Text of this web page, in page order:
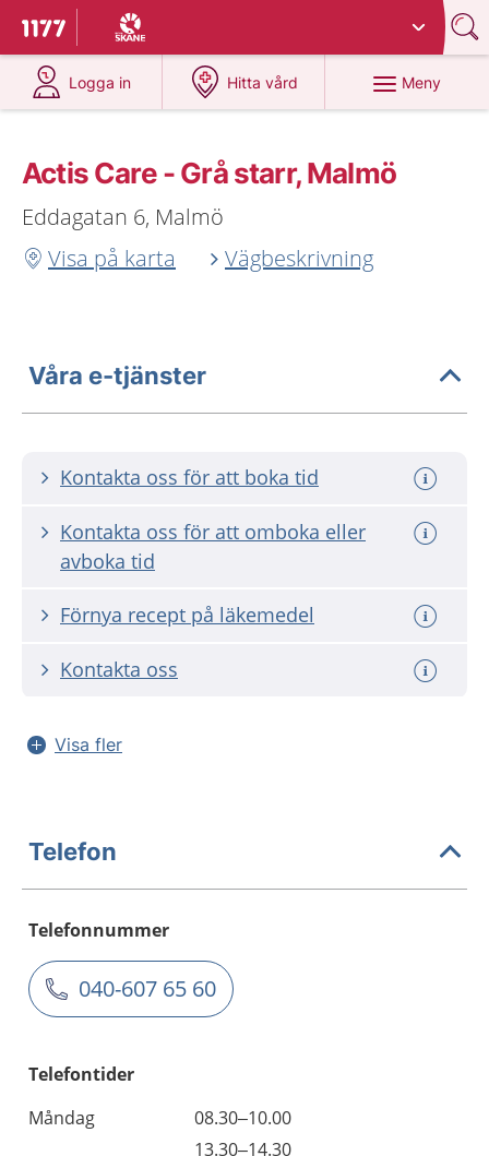
Till startsidan för 1177
Du har valt region
Logga in
på 1177.se
Hitta vård
på 1177.se
Meny
Actis Care - Grå starr, Malmö
Eddagatan 6, Malmö
Visa på karta
Vägbeskrivning
Våra e-tjänster
Kontakta oss för att boka tid
Kontakta oss för att omboka eller
avboka tid
Förnya recept på läkemedel
Kontakta oss
Visa fler
Telefon
Telefonnummer
040-607 65 60
Telefontider
Måndag
08.30–10.00
13.30–14.30